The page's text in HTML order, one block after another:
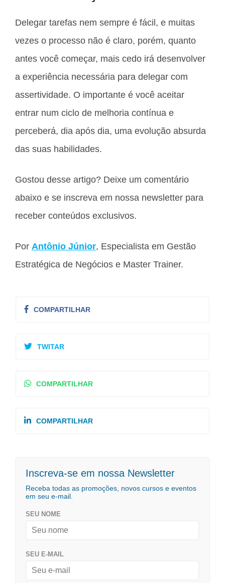
Delegar tarefas nem sempre é fácil, e muitas
vezes o processo não é claro, porém, quanto
antes você começar, mais cedo irá desenvolver
a experiência necessária para delegar com
assertividade. O importante é você aceitar
entrar num ciclo de melhoria contínua e
perceberá, dia após dia, uma evolução absurda
das suas habilidades.
Gostou desse artigo? Deixe um comentário
abaixo e se inscreva em nossa newsletter para
receber conteúdos exclusivos.
Por Antônio Júnior, Especialista em Gestão
Estratégica de Negócios e Master Trainer.
COMPARTILHAR
TWITAR
COMPARTILHAR
COMPARTILHAR
Inscreva-se em nossa Newsletter
Receba todas as promoções, novos cursos e eventos
em seu e-mail.
SEU NOME
SEU E-MAIL